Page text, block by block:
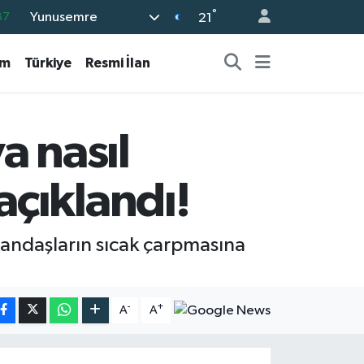
Yunusemre 21 °
Türkiye Resmi İlan
nasıl
sıcak çarpmasına
A- A+